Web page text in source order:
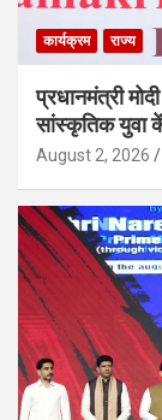
कार्यक्रम राज्य
प्रधानमंत्री
सांस्कृतिक युवा
August 2, 2026